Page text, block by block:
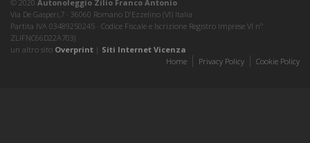
© 2020 Autonoleggio Zilio Franco Antonio
Via De Gasperi,7 · 36060 Romano D'Ezzelino (VI) Italia
Partita IVA 03489250245 · Codice Fiscale e Iscrizione Registro Imprese VI nº
ZLIFNC66D22A703J
un altro sito Overprint | Siti Internet Vicenza
Home
Privacy Policy Cookie Policy